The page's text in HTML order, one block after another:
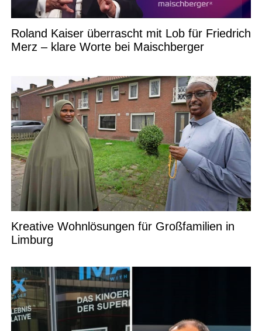
Roland Kaiser überrascht mit Lob für Friedrich
Merz – klare Worte bei Maischberger
Kreative Wohnlösungen für Großfamilien in
Limburg